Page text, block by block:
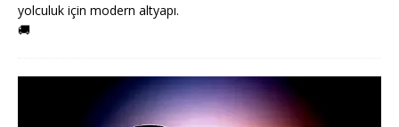
yolculuk için modern altyapı.
🚚